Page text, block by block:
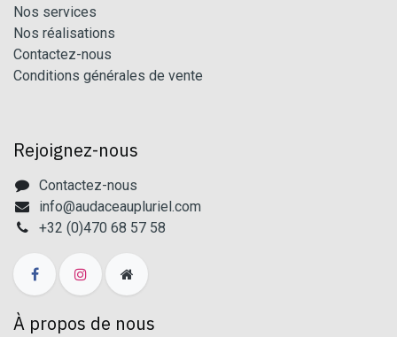
Nos services
Nos réalisations
Contactez-nous
Conditions générales de vente
Rejoignez-nous
Contactez-nous
info@audaceaupluriel.com
+32 (0)470 68 57 58
À propos de nous